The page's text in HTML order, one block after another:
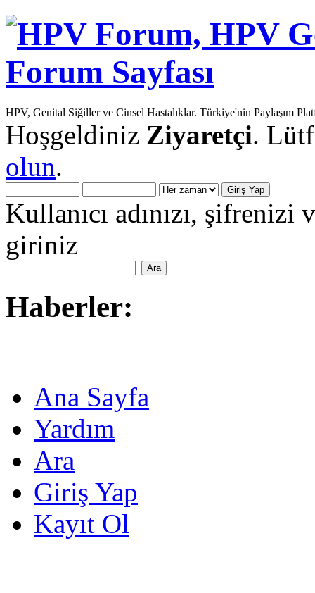
HPV, Genital Siğiller ve Cinsel Hastalıklar. Türkiye'nin Paylaşım
Hoşgeldiniz Ziyaretçi.
olun.
Kullanıcı adınızı,
giriniz
Haberler:
Ana Sayfa
Yardım
Ara
Giriş Yap
Kayıt Ol